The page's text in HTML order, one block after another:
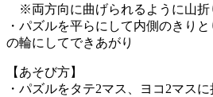
※両方向に曲げられるように山折
・パズルを平らにして内側のきり
の輪にしてできあがり
【あそび方】
・パズルをタテ2マス、ヨコ2マス